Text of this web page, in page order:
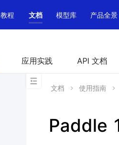
教程 文档 模型库 产品全景
应用实践 API 文档
文档 使用指南
Paddle